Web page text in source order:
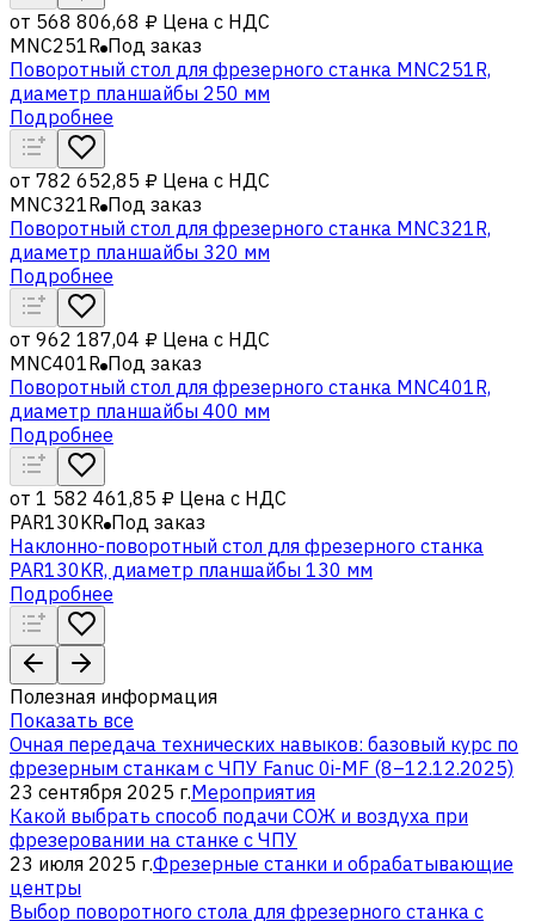
от 568 806,68 ₽ Цена с НДС
MNC251R Под заказ
Поворотный стол для фрезерного станка MNC251R,
диаметр планшайбы 250 мм
Подробнее
от 782 652,85 ₽ Цена с НДС
MNC321R Под заказ
Поворотный стол для фрезерного станка MNC321R,
диаметр планшайбы 320 мм
Подробнее
от 962 187,04 ₽ Цена с НДС
MNC401R Под заказ
Поворотный стол для фрезерного станка MNC401R,
диаметр планшайбы 400 мм
Подробнее
от 1 582 461,85 ₽ Цена с НДС
PAR130KR Под заказ
Наклонно-поворотный стол для фрезерного станка
PAR130KR, диаметр планшайбы 130 мм
Подробнее
Полезная информация
Показать все
Очная передача технических навыков: базовый курс по
фрезерным станкам с ЧПУ Fanuc 0i-MF (8–12.12.2025)
23 сентября 2025 г.Мероприятия
Какой выбрать способ подачи СОЖ и воздуха при
фрезеровании на станке с ЧПУ
23 июля 2025 г.Фрезерные станки и обрабатывающие
центры
Выбор поворотного стола для фрезерного станка с